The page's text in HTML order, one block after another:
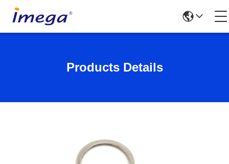
Products Details